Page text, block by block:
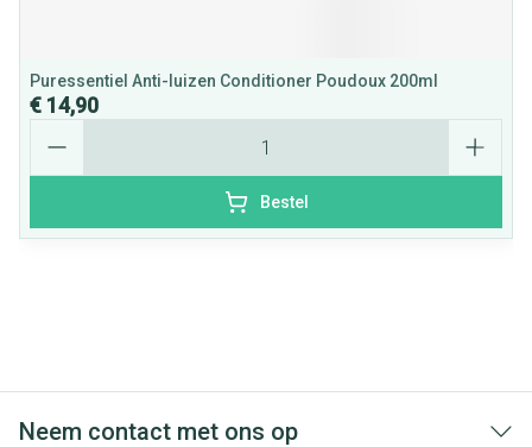
Puressentiel Anti-luizen Conditioner Poudoux 200ml
€ 14,90
Bestel
Neem contact met ons op